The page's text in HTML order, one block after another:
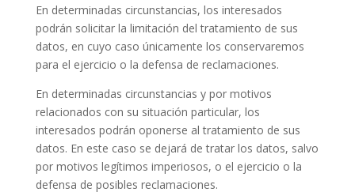
En determinadas circunstancias, los interesados
podrán solicitar la limitación del tratamiento de sus
datos, en cuyo caso únicamente los conservaremos
para el ejercicio o la defensa de reclamaciones.
En determinadas circunstancias y por motivos
relacionados con su situación particular, los
interesados podrán oponerse al tratamiento de sus
datos. En este caso se dejará de tratar los datos, salvo
por motivos legítimos imperiosos, o el ejercicio o la
defensa de posibles reclamaciones.